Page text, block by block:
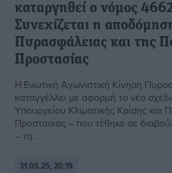
καταργηθεί ο νόμος
Συνεχίζεται η
Πυρασφάλειας και της
Προστασίας
Η Ενωτική Αγωνιστική Κίνηση
καταγγέλλει με αφορμή το νέο
Υπουργείου Κλιματικής Κρίσης και
Προστασίας – που τέθηκε σε
– τη ...
31.05.25, 20:19